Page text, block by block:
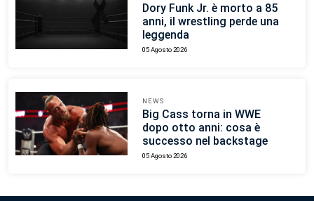
Dory Funk Jr. è morto a 85
anni, il wrestling perde una
leggenda
05 Agosto 2026
NEWS
Big Cass torna in WWE
dopo otto anni: cosa è
successo nel backstage
05 Agosto 2026